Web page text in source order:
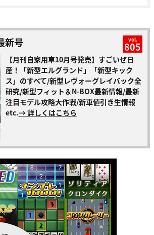
新号 vol.
805
【月刊自家用車10月号発売】すごいぜ日
産！「新型エルグランド」「新型キック
ス」のすべて/新型レヴォーグレイバック全
研究/新型フィット＆N-BOX最新情報/最新
注目モデル攻略大作戦/新車値引き生情報
etc.→ 詳しくはこちら